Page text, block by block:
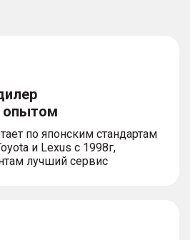
опытом
по японским стандартам
и Lexus с 1998г,
лучший сервис